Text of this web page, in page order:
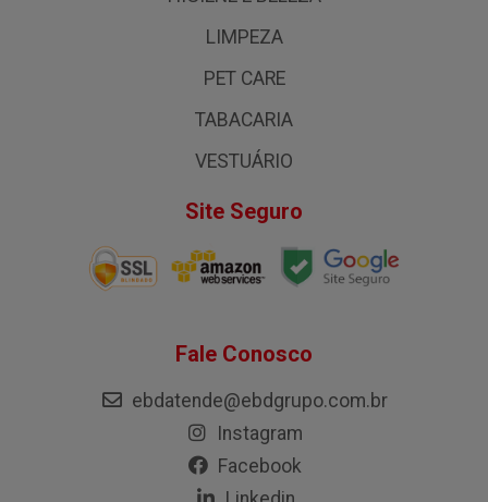
LIMPEZA
PET CARE
TABACARIA
VESTUÁRIO
Site Seguro
Fale Conosco
ebdatende@ebdgrupo.com.br
Instagram
Facebook